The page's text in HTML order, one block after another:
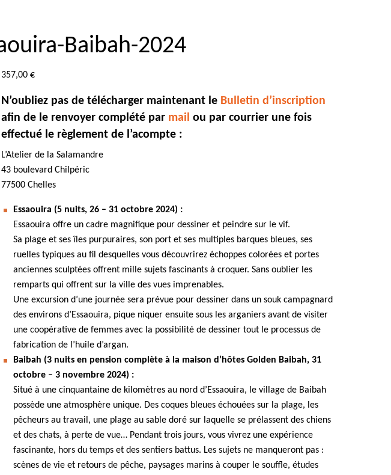
Baibah-2024
357,00€
N’oubliez pas de télécharger maintenant le Bulletin d’inscription
afin de le renvoyer complété par mail ou par courrier une fois
effectué le règlement de l’acompte :
L’Atelier de la Salamandre
43 boulevard Chilpéric
77500 Chelles
Essaouira (5 nuits, 26 – 31 octobre 2024) :
Essaouira offre un cadre magnifique pour dessiner et peindre sur le vif.
Sa plage et ses îles purpuraires, son port et ses multiples barques bleues, ses
ruelles typiques au fil desquelles vous découvrirez échoppes colorées et portes
anciennes sculptées offrent mille sujets fascinants à croquer. Sans oublier les
remparts qui offrent sur la ville des vues imprenables.
Une excursion d’une journée sera prévue pour dessiner dans un souk campagnard
des environs d’Essaouira, pique niquer ensuite sous les arganiers avant de visiter
une coopérative de femmes avec la possibilité de dessiner tout le processus de
fabrication de l’huile d’argan.
Baibah (3 nuits en pension complète à la maison d’hôtes Golden Baibah, 31
octobre – 3 novembre 2024) :
Situé à une cinquantaine de kilomètres au nord d’Essaouira, le village de Baibah
possède une atmosphère unique. Des coques bleues échouées sur la plage, les
pêcheurs au travail, une plage au sable doré sur laquelle se prélassent des chiens
et des chats, à perte de vue… Pendant trois jours, vous vivrez une expérience
fascinante, hors du temps et des sentiers battus. Les sujets ne manqueront pas :
scènes de vie et retours de pêche, paysages marins à couper le souffle, études